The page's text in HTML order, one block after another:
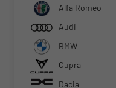
Alfa Romeo
Audi
BMW
Cupra
Dacia